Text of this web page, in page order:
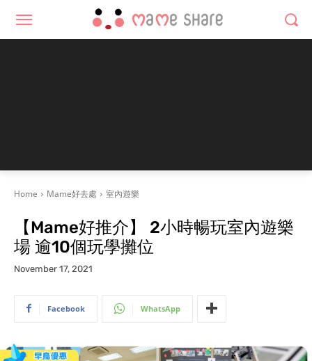
Home Mame好去處 室內遊樂
【Mame好推介】 2小時暢玩室內遊樂
場 逾10個玩學攤位
November 17, 2021
Facebook WhatsApp